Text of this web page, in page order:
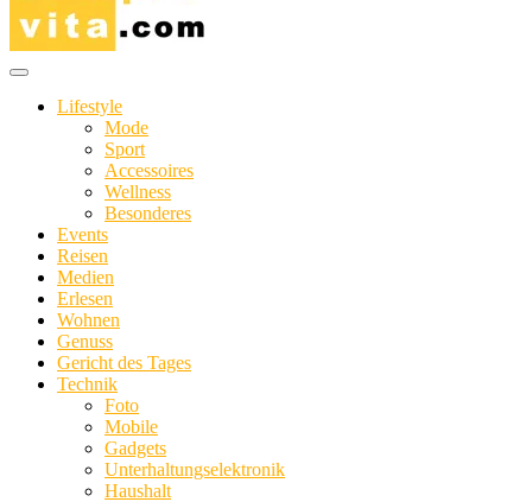
Lifestyle
Mode
Sport
Accessoires
Wellness
Besonderes
Events
Reisen
Medien
Erlesen
Wohnen
Genuss
Gericht des Tages
Technik
Foto
Mobile
Gadgets
Unterhaltungselektronik
Haushalt